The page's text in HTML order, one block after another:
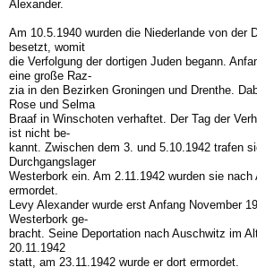
Alexander.
Am 10.5.1940 wurden die Niederlande von der
besetzt, womit
die Verfolgung der dortigen Juden begann.
eine große Raz-
zia in den Bezirken Groningen und Drenthe.
Rose und Selma
Braaf in Winschoten verhaftet. Der Tag der
ist nicht be-
kannt. Zwischen dem 3. und 5.10.1942 trafen
Durchgangslager
Westerbork ein. Am 2.11.1942 wurden sie
ermordet.
Levy Alexander wurde erst Anfang November
Westerbork ge-
bracht. Seine Deportation nach Auschwitz im
20.11.1942
statt, am 23.11.1942 wurde er dort ermordet.